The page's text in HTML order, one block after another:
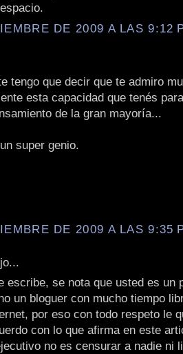
DE 2009 A LAS 9:12
tengo que decir que te admiro
esta capacidad que tenés
de la gran mayoría...
super genio.
DE 2009 A LAS 9:35
escribe, se nota que usted es un
un bloguer con mucho tiempo
por eso con todo respeto le
con lo que afirma en este
no es censurar a nadie ni